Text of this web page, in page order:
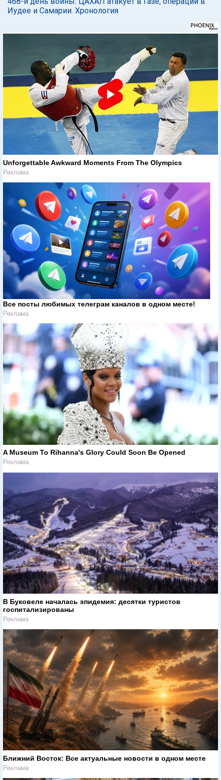
Иудее и Самарии. Хронология
Unforgettable Awkward Moments From The Olympics
Реклама
Все посты любимых телеграм каналов в одном месте!
Реклама
A Museum To Rihanna's Glory Could Soon Be Opened
Реклама
В Буковеле началась эпидемия: десятки туристов
госпитализированы
Реклама
Ближний Восток: Все актуальные новости в одном месте
Реклама